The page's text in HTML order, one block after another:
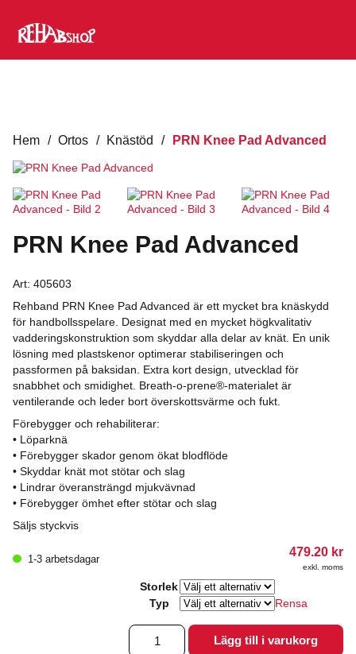
Hem / Ortos / Knästöd / PRN Knee Pad Advanced
PRN Knee Pad Advanced
Art: 405603
Rehband PRN Knee Pad Advanced är ett mycket bra knäskydd
för handbollsspelare. Designat med en mycket högkvalitativ
vadderingskonstruktion som skyddar alla delar av knät. En unik
lösning med plastskenor optimerar stabiliseringen och
passformen på baksidan. Extra kort design, utvecklad för
snabbhet och smidighet. Breath-o-prene®-materialet är
ventilerande och leder bort överskottsvärme och fukt.
Förebygger och rehabiliterar:
• Löparknä
• Förebygger skador genom ökat blodflöde
• Skyddar knät mot stötar och slag
• Lindrar överansträngd mjukvävnad
• Förebygger ömhet efter stötar och slag
Säljs styckvis
1-3 arbetsdagar
479.20 kr
exkl. moms
Storlek
Typ
Rensa
PRN
Knee
Lägg till i varukorg